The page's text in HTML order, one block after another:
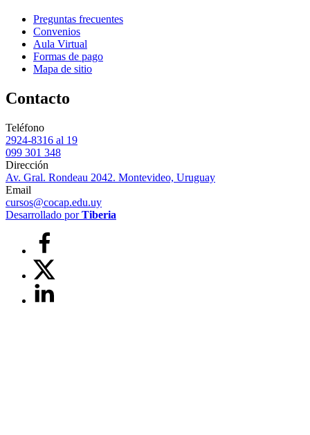
Preguntas frecuentes
Convenios
Aula Virtual
Formas de pago
Mapa de sitio
Contacto
Teléfono
2924-8316 al 19
099 301 348
Dirección
Av. Gral. Rondeau 2042. Montevideo, Uruguay
Email
cursos@cocap.edu.uy
Desarrollado porTiberia